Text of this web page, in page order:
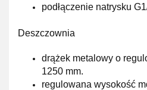
podłączenie natrysku
Deszczownia
drążek metalowy o
1250 mm.
regulowana wysokość